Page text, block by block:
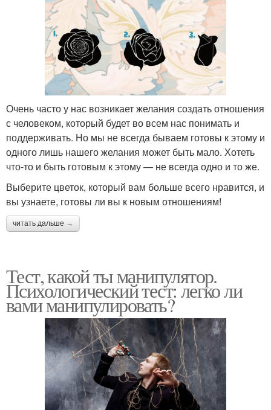
Очень часто у нас возникает желания создать отношения
с человеком, который будет во всем нас понимать и
поддерживать. Но мы не всегда бываем готовы к этому и
одного лишь нашего желания может быть мало. Хотеть
что-то и быть готовым к этому — не всегда одно и то же.
Выберите цветок, который вам больше всего нравится, и
вы узнаете, готовы ли вы к новым отношениям!
читать дальше →
Тест, какой ты манипулятор.
Психологический тест: легко ли
вами манипулировать?